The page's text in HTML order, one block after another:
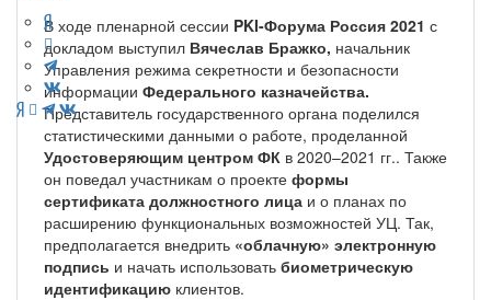
В ходе пленарной сессии PKI-Форума Россия 2021 с
докладом выступил Вячеслав Бражко, начальник
Управления режима секретности и безопасности
информации Федерального казначейства.
Представитель государственного органа поделился
статистическими данными о работе, проделанной
Удостоверяющим центром ФК в 2020–2021 гг.. Также
он поведал участникам о проекте формы
сертификата должностного лица и о планах по
расширению функциональных возможностей УЦ. Так,
предполагается внедрить «облачную» электронную
подпись и начать использовать биометрическую
идентификацию клиентов.